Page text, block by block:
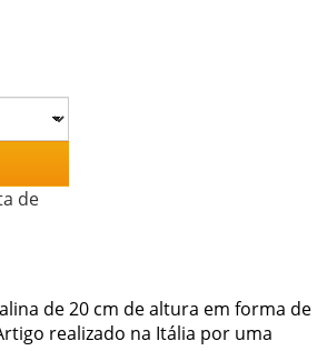
de
de 20 cm de altura em forma de
realizado na Itália por uma